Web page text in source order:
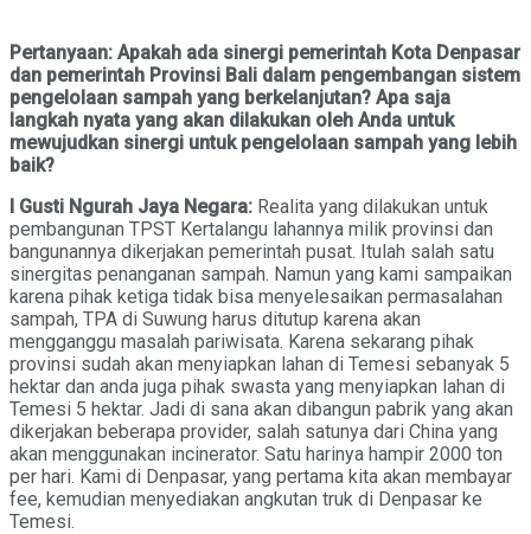
Pertanyaan: Apakah ada sinergi pemerintah Kota Denpasar
dan pemerintah Provinsi Bali dalam pengembangan sistem
pengelolaan sampah yang berkelanjutan? Apa saja
langkah nyata yang akan dilakukan oleh Anda untuk
mewujudkan sinergi untuk pengelolaan sampah yang lebih
baik?
I Gusti Ngurah Jaya Negara: Realita yang dilakukan untuk
pembangunan TPST Kertalangu lahannya milik provinsi dan
bangunannya dikerjakan pemerintah pusat. Itulah salah satu
sinergitas penanganan sampah. Namun yang kami sampaikan
karena pihak ketiga tidak bisa menyelesaikan permasalahan
sampah, TPA di Suwung harus ditutup karena akan
mengganggu masalah pariwisata. Karena sekarang pihak
provinsi sudah akan menyiapkan lahan di Temesi sebanyak 5
hektar dan anda juga pihak swasta yang menyiapkan lahan di
Temesi 5 hektar. Jadi di sana akan dibangun pabrik yang akan
dikerjakan beberapa provider, salah satunya dari China yang
akan menggunakan incinerator. Satu harinya hampir 2000 ton
per hari. Kami di Denpasar, yang pertama kita akan membayar
fee, kemudian menyediakan angkutan truk di Denpasar ke
Temesi.